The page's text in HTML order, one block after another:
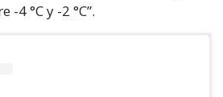
-4 °C y -2 °C”.